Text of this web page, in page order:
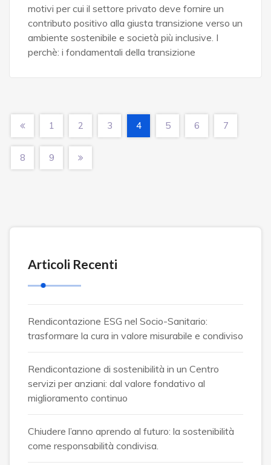
motivi per cui il settore privato deve fornire un
contributo positivo alla giusta transizione verso un
ambiente sostenibile e società più inclusive. I
perchè: i fondamentali della transizione
1 2 3 4 5 6 7
8 9
Articoli Recenti
Rendicontazione ESG nel Socio-Sanitario:
trasformare la cura in valore misurabile e condiviso
Rendicontazione di sostenibilità in un Centro
servizi per anziani: dal valore fondativo al
miglioramento continuo
Chiudere l’anno aprendo al futuro: la sostenibilità
come responsabilità condivisa.